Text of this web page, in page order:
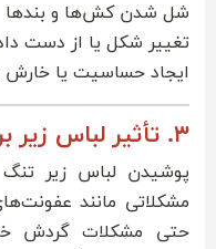
شل شدن کش‌ها و بندها
تغییر شکل یا از دست
ایجاد حساسیت یا خارش
۳. تأثیر لباس زیر بر سلامت پوست و بدن
پوشیدن لباس زیر تنگ
مشکلاتی مانند
حتی مشکلات گردش